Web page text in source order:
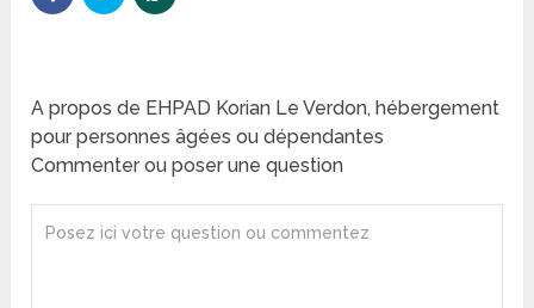
A propos de EHPAD Korian Le Verdon, hébergement
pour personnes âgées ou dépendantes
Commenter ou poser une question